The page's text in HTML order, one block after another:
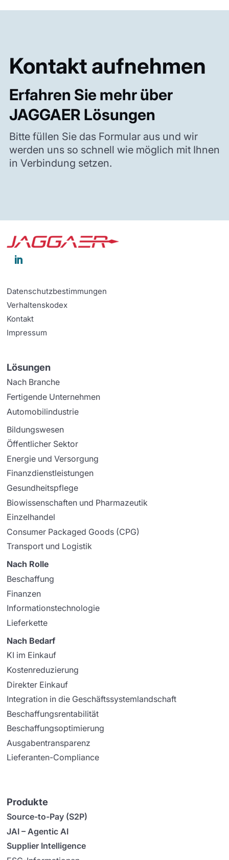
Kontakt aufnehmen
Erfahren Sie mehr über
JAGGAER Lösungen
Bitte füllen Sie das Formular aus und wir
werden uns so schnell wie möglich mit Ihnen
in Verbindung setzen.

Datenschutzbestimmungen
Verhaltenskodex
Kontakt
Impressum
Lösungen
Nach Branche
Fertigende Unternehmen
Automobilindustrie
Bildungswesen
Öffentlicher Sektor
Energie und Versorgung
Finanzdienstleistungen
Gesundheitspflege
Biowissenschaften und Pharmazeutik
Einzelhandel
Consumer Packaged Goods (CPG)
Transport und Logistik
Nach Rolle
Beschaffung
Finanzen
Informationstechnologie
Lieferkette
Nach Bedarf
KI im Einkauf
Kostenreduzierung
Direkter Einkauf
Integration in die Geschäftssystemlandschaft
Beschaffungsrentabilität
Beschaffungsoptimierung
Ausgabentransparenz
Lieferanten-Compliance
Produkte
Source-to-Pay (S2P)
JAI – Agentic AI
Supplier Intelligence